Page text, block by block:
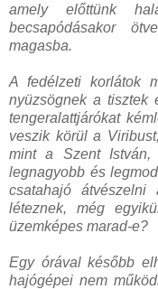
amely előttünk
becsapódásakor
magasba.
A fedélzeti korlátok
nyüzsögnek a tisztek
tengeralattjárókat
veszik körül a
mint a Szent István,
legnagyobb és
csatahajó átvészelni
léteznek, még
üzemképes marad-e?
Egy órával később
hajógépei nem